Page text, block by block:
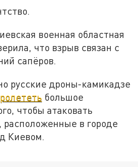
военная областная
что взрыв связан с
сапёров.
русские дроны-камикадзе
большое
чтобы атаковать
в городе
Киевом.